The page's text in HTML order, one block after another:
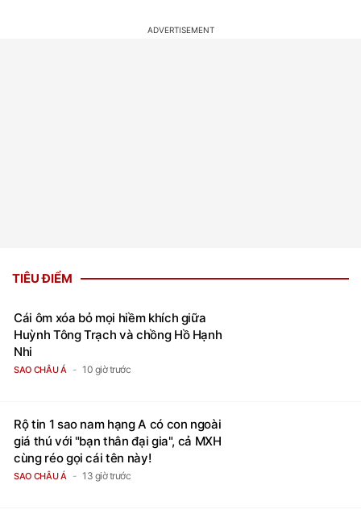
TIÊU ĐIỂM
Cái ôm xóa bỏ mọi hiềm khích giữa
Huỳnh Tông Trạch và chồng Hồ Hạnh
Nhi
SAO CHÂU Á 10 giờ trước
Rộ tin 1 sao nam hạng A có con ngoài
giá thú với "bạn thân đại gia", cả MXH
cùng réo gọi cái tên này!
SAO CHÂU Á 13 giờ trước